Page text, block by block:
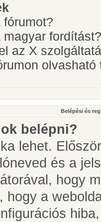
fordítást?
az X
Belépési és
belépni?
lehet.
és a
hogy
hogy a